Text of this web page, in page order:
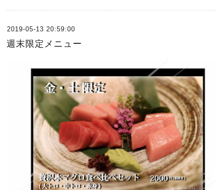
2019-05-13 20:59:00
週末限定メニュー